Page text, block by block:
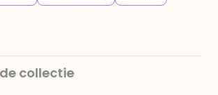
collectie